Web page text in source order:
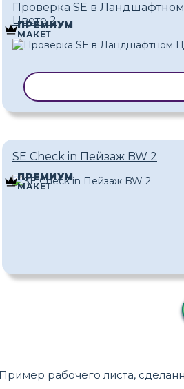
Проверка SE в Ландшафтном
Цвете 2
ПРЕМИУМ
МАКЕТ
SE Check in Пейзаж BW 2
ПРЕМИУМ
МАКЕТ